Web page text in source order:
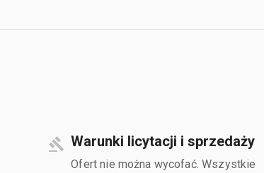
Warunki licytacji i sprzedaży
Ofert nie można wycofać. Wszystkie